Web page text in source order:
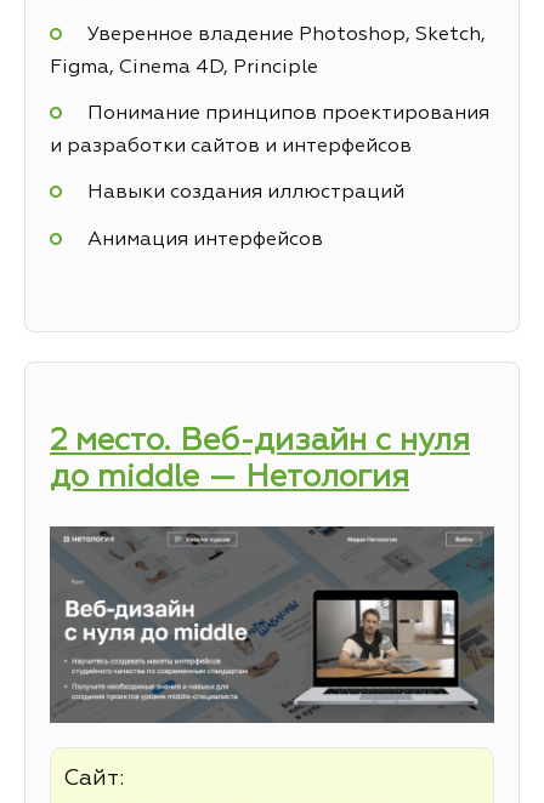
Уверенное владение Photoshop, Sketch,
Figma, Cinema 4D, Principle
Понимание принципов проектирования
и разработки сайтов и интерфейсов
Навыки создания иллюстраций
Анимация интерфейсов
2 место. Веб-дизайн с нуля
до middle — Нетология
Сайт: